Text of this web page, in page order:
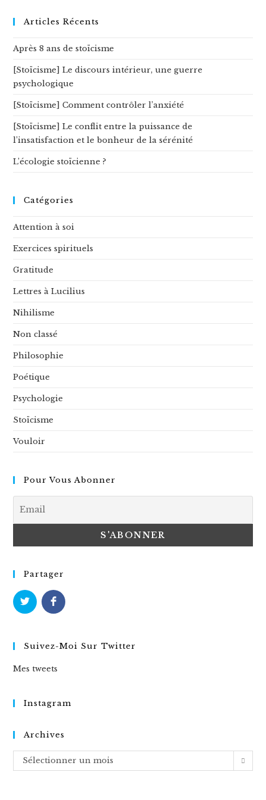
siteArticles Récents
Après 8 ans de stoïcisme
[Stoïcisme] Le discours intérieur, une guerre
psychologique
[Stoïcisme] Comment contrôler l’anxiété
[Stoïcisme] Le conflit entre la puissance de
l’insatisfaction et le bonheur de la sérénité
L’écologie stoïcienne ?
Catégories
Attention à soi
Exercices spirituels
Gratitude
Lettres à Lucilius
Nihilisme
Non classé
Philosophie
Poétique
Psychologie
Stoïcisme
Vouloir
Pour Vous Abonner
Partager
Suivez-Moi Sur Twitter
Mes tweets
Instagram
Archives
Archives
Sélectionner un mois